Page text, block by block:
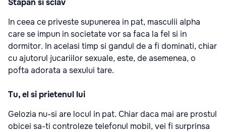
Stapan si sclav
In ceea ce priveste supunerea in pat, masculii alpha
care se impun in societate vor sa faca la fel si in
dormitor. In acelasi timp si gandul de a fi dominati, chiar
cu ajutorul jucariilor sexuale, este, de asemenea, o
pofta adorata a sexului tare.
Tu, el si prietenul lui
Gelozia nu-si are locul in pat. Chiar daca mai are prostul
obicei sa-ti controleze telefonul mobil, vei fi surprinsa